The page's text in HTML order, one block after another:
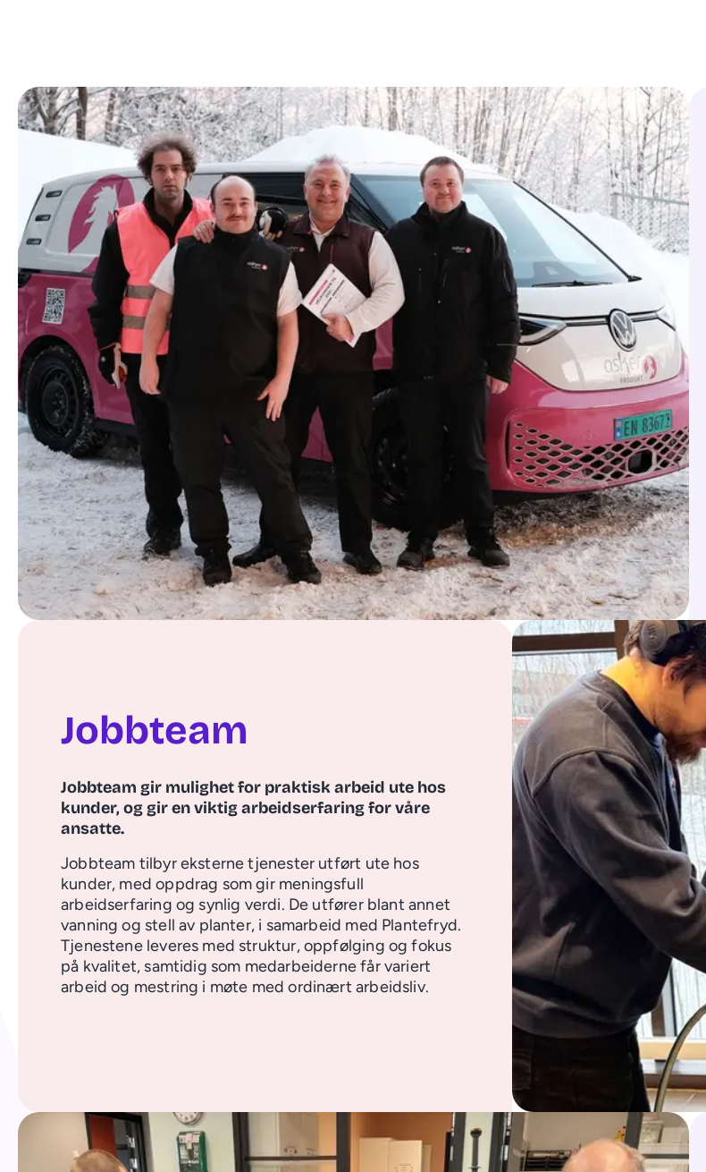
Jobbteam
Jobbteam gir mulighet for praktisk arbeid ute hos
kunder, og gir en viktig arbeidserfaring for våre
ansatte.
Jobbteam tilbyr eksterne tjenester utført ute hos
kunder, med oppdrag som gir meningsfull
arbeidserfaring og synlig verdi. De utfører blant annet
vanning og stell av planter, i samarbeid med Plantefryd.
Tjenestene leveres med struktur, oppfølging og fokus
på kvalitet, samtidig som medarbeiderne får variert
arbeid og mestring i møte med ordinært arbeidsliv.